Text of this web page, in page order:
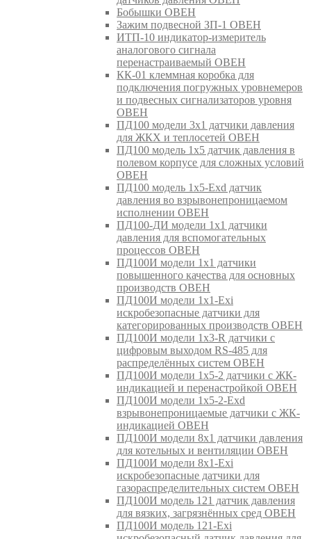
Бобышки ОВЕН
Зажим подвесной ЗП-1 ОВЕН
ИТП-10 индикатор-измеритель
аналогового сигнала
перенастраиваемый ОВЕН
КК-01 клеммная коробка для
подключения погружных уровнемеров
и подвесных сигнализаторов уровня
ОВЕН
ПД100 модели 3х1 датчики давления
для ЖКХ и теплосетей ОВЕН
ПД100 модель 1х5 датчик давления в
полевом корпусе для сложных условий
ОВЕН
ПД100 модель 1х5-Exd датчик
давления во взрывонепроницаемом
исполнении ОВЕН
ПД100-ДИ модели 1х1 датчики
давления для вспомогательных
процессов ОВЕН
ПД100И модели 1х1 датчики
повышенного качества для основных
производств ОВЕН
ПД100И модели 1х1-Exi
искробезопасные датчики для
категорированных производств ОВЕН
ПД100И модели 1х3-R датчики с
цифровым выходом RS-485 для
распределённых систем ОВЕН
ПД100И модели 1х5-2 датчики с ЖК-
индикацией и перенастройкой ОВЕН
ПД100И модели 1х5-2-Exd
взрывонепроницаемые датчики с ЖК-
индикацией ОВЕН
ПД100И модели 8х1 датчики давления
для котельных и вентиляции ОВЕН
ПД100И модели 8х1-Exi
искробезопасные датчики для
газораспределительных систем ОВЕН
ПД100И модель 121 датчик давления
для вязких, загрязнённых сред ОВЕН
ПД100И модель 121-Exi